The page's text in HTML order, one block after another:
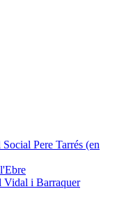
Pere Tarrés (en
Vidal i Barraquer